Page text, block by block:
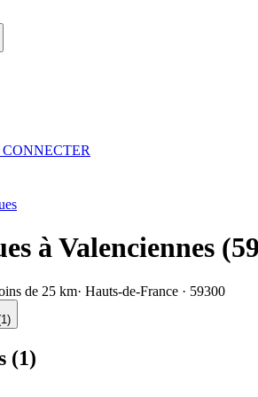
CONNECTER
à Valenciennes
de 25 km· Hauts-de-France · 59300
1 )
(1)